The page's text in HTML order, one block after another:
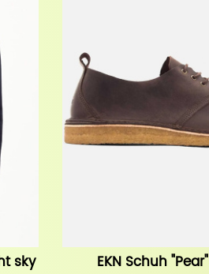
sky EKN Schuh